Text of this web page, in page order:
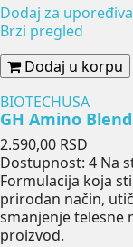
Dodaj za
Brzi pregled
Dodaj u korpu
BIOTECHUSA
GH Amino
Cena
2.590,00 RSD
Dostupnost: 4 Na
Formulacija koja
prirodan način,
smanjenje telesne
proizvod.